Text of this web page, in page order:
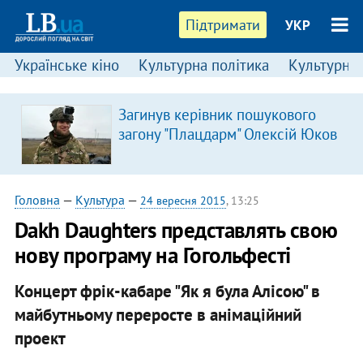
Підтримати УКР
Українське кіно Культурна політика Культурні
Загинув керівник пошукового
загону "Плацдарм" Олексій Юков
Головна — Культура — 24 вересня 2015, 13:25
Dakh Daughters представлять свою
нову програму на Гогольфесті
Концерт фрік-кабаре "Як я була Алісою" в
майбутньому переросте в анімаційний
проект